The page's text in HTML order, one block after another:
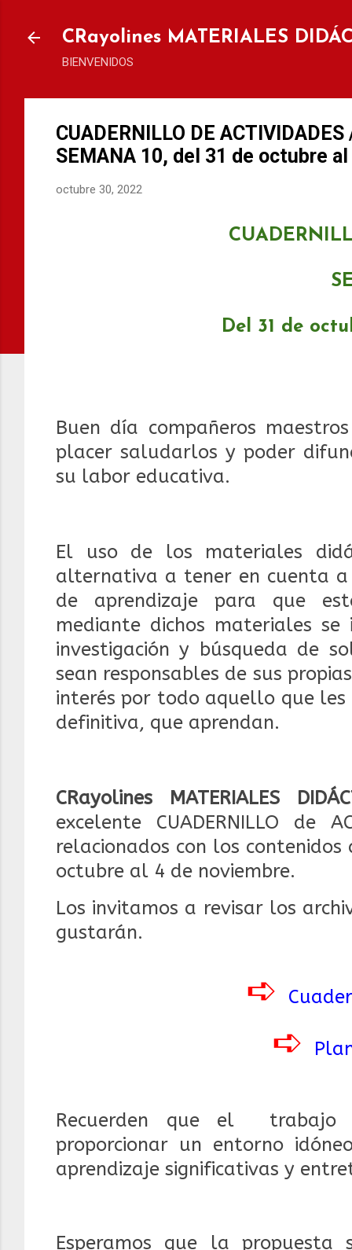
CRayolines MATERIALES
BIENVENIDOS
CUADERNILLO DE
SEMANA 10, del 31 de octubre
octubre 30, 2022
Del 31 de
Buen día compañeros
placer saludarlos y poder
su labor educativa.
El uso de los materiales
alternativa a tener en cuenta
de aprendizaje para que
mediante dichos materiales
investigación y búsqueda de
sean responsables de sus
interés por todo aquello que
definitiva, que aprendan.
CRayolines MATERIALES
excelente CUADERNILLO de
relacionados con los
octubre al 4 de noviembre.
Los invitamos a revisar los
gustarán.
➪
➪
Recuerden que el trabajo
proporcionar un entorno
aprendizaje significativas y
Esperamos que la